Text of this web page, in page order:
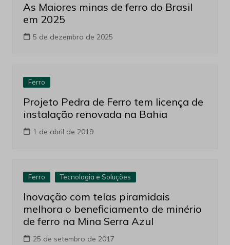
As Maiores minas de ferro do Brasil
em 2025
5 de dezembro de 2025
Ferro
Projeto Pedra de Ferro tem licença de
instalação renovada na Bahia
1 de abril de 2019
Ferro Tecnologia e Soluções
Inovação com telas piramidais
melhora o beneficiamento de minério
de ferro na Mina Serra Azul
25 de setembro de 2017